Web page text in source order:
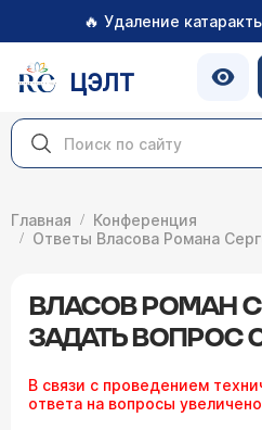
🔥 Удаление
ЦЭЛТ
Главная
Конференция
Ответы Власова Романа
ВЛАСОВ РОМАН
ЗАДАТЬ ВОПРОС
В связи с проведением
ответа на вопросы увеличено